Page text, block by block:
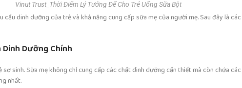
Vinut Trust_Thời Điểm Lý Tưởng Để Cho Trẻ Uống Sữa Bột
dinh dưỡng của trẻ và khả năng cung cấp sữa mẹ của người mẹ. Sau đây là
Dưỡng Chính
sinh. Sữa mẹ không chỉ cung cấp các chất dinh dưỡng cần thiết mà còn chứa
nhất.